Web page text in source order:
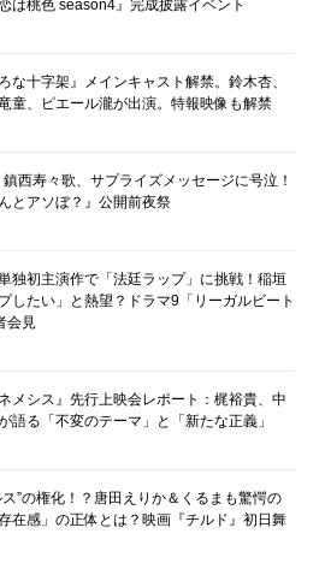
は桃色 season4』完成披露イベント
な十字架』メインキャスト解禁。鈴木杏、
童、ピエール瀧が出演。特報映像も解禁
西寿々歌、サプライズメッセージに号泣！
とアソぼ？』公開前夜祭
独初主演作で「法廷ラップ」に挑戦！稲垣
したい」と熱望？ドラマ9「リーガルビート
会見
メシス』先行上映会レポート：梶裕貴、中
語る「不変のテーマ」と「新たな正義」
”の権化！？唐田えりか＆くるまも驚愕の
在感」の正体とは？映画『チルド』初日舞